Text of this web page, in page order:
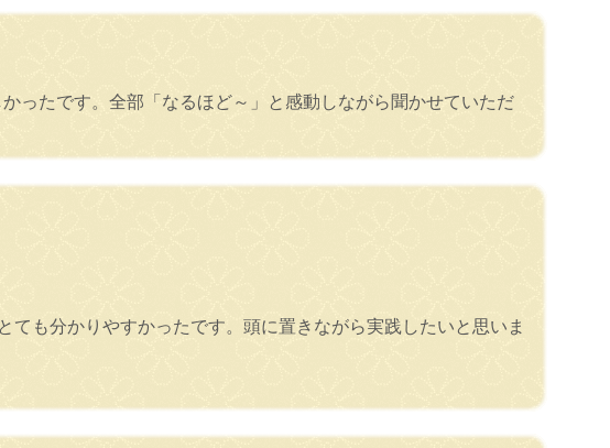
ったです。全部「なるほど～」と感動しながら聞かせていただ
も分かりやすかったです。頭に置きながら実践したいと思いま